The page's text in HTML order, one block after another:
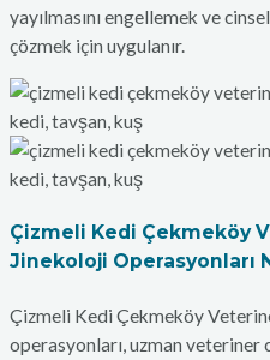
yayılmasını engellemek ve
çözmek için uygulanır.
Çizmeli Kedi Çekmeköy
Jinekoloji Operasyonları
Çizmeli Kedi Çekmeköy
operasyonları, uzman veteriner